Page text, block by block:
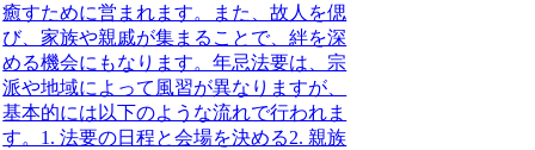
癒すために営まれます。また、故人を偲
び、家族や親戚が集まることで、絆を深
める機会にもなります。年忌法要は、宗
派や地域によって風習が異なりますが、
基本的には以下のような流れで行われま
す。1. 法要の日程と会場を決める2. 親族